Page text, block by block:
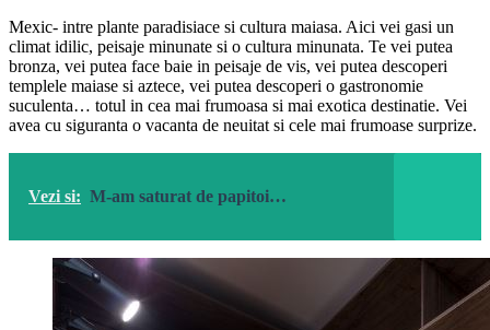
Mexic- intre plante paradisiace si cultura maiasa. Aici vei gasi un
climat idilic, peisaje minunate si o cultura minunata. Te vei putea
bronza, vei putea face baie in peisaje de vis, vei putea descoperi
templele maiase si aztece, vei putea descoperi o gastronomie
suculenta… totul in cea mai frumoasa si mai exotica destinatie. Vei
avea cu siguranta o vacanta de neuitat si cele mai frumoase surprize.
Vezi si: M-am saturat de papitoi…